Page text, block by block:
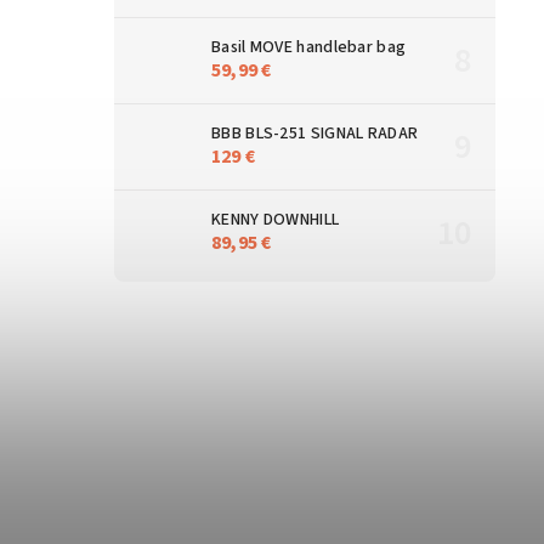
Basil MOVE handlebar bag
59,99 €
BBB BLS-251 SIGNAL RADAR
129 €
KENNY DOWNHILL
89,95 €